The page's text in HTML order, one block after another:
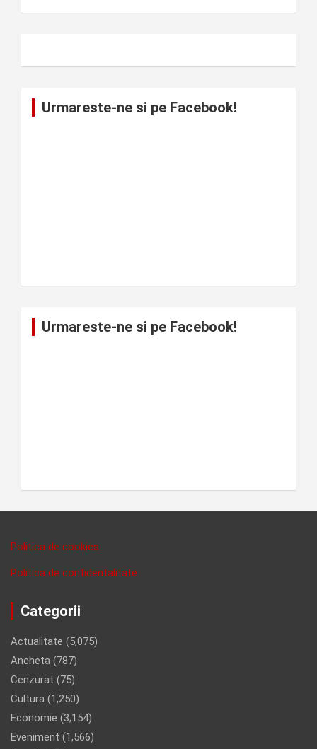
Urmareste-ne si pe Facebook!
Urmareste-ne si pe Facebook!
Politica de cookies
Politica de confidentalitate
Categorii
Actualitate (5,075)
Ancheta (787)
Cenzurat (75)
Cultura (1,250)
Economie (3,154)
Eveniment (1,566)